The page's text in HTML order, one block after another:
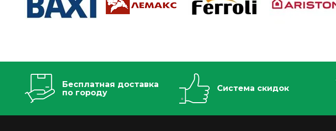
Бесплатная доставка
по городу
Система скидок